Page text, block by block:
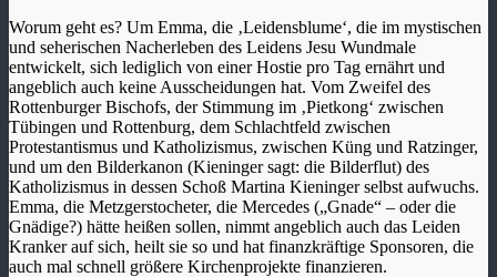
Worum geht es? Um Emma, die ‚Leidensblume‘, die im mystischen
und seherischen Nacherleben des Leidens Jesu Wundmale
entwickelt, sich lediglich von einer Hostie pro Tag ernährt und
angeblich auch keine Ausscheidungen hat. Vom Zweifel des
Rottenburger Bischofs, der Stimmung im ‚Pietkong‘ zwischen
Tübingen und Rottenburg, dem Schlachtfeld zwischen
Protestantismus und Katholizismus, zwischen Küng und Ratzinger,
und um den Bilderkanon (Kieninger sagt: die Bilderflut) des
Katholizismus in dessen Schoß Martina Kieninger selbst aufwuchs.
Emma, die Metzgerstocheter, die Mercedes („Gnade“ – oder die
Gnädige?) hätte heißen sollen, nimmt angeblich auch das Leiden
Kranker auf sich, heilt sie so und hat finanzkräftige Sponsoren, die
auch mal schnell größere Kirchenprojekte finanzieren.